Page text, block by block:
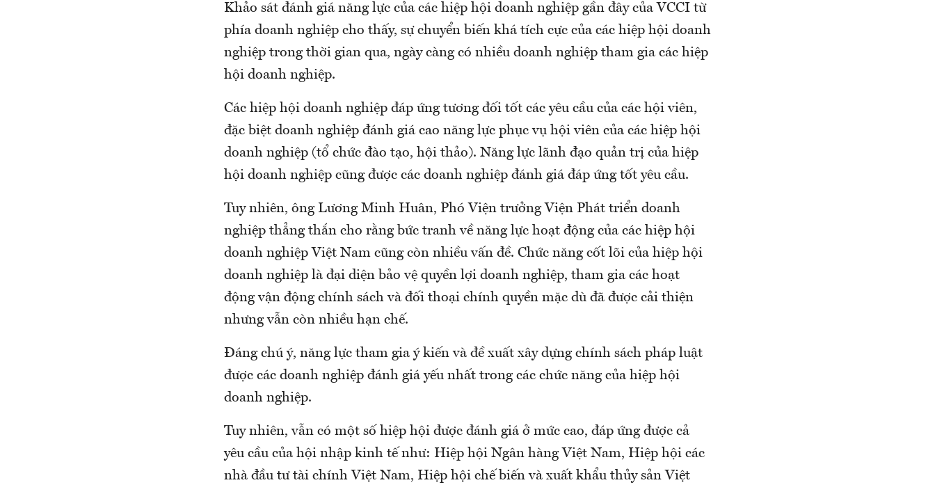
Khảo sát đánh giá năng lực của các hiệp hội doanh nghiệp gần đây của VCCI từ
phía doanh nghiệp cho thấy, sự chuyển biến khá tích cực của các hiệp hội doanh
nghiệp trong thời gian qua, ngày càng có nhiều doanh nghiệp tham gia các hiệp
hội doanh nghiệp.
Các hiệp hội doanh nghiệp đáp ứng tương đối tốt các yêu cầu của các hội viên,
đặc biệt doanh nghiệp đánh giá cao năng lực phục vụ hội viên của các hiệp hội
doanh nghiệp (tổ chức đào tạo, hội thảo). Năng lực lãnh đạo quản trị của hiệp
hội doanh nghiệp cũng được các doanh nghiệp đánh giá đáp ứng tốt yêu cầu.
Tuy nhiên, ông Lương Minh Huân, Phó Viện trưởng Viện Phát triển doanh
nghiệp thẳng thắn cho rằng bức tranh về năng lực hoạt động của các hiệp hội
doanh nghiệp Việt Nam cũng còn nhiều vấn đề. Chức năng cốt lõi của hiệp hội
doanh nghiệp là đại diện bảo vệ quyền lợi doanh nghiệp, tham gia các hoạt
động vận động chính sách và đối thoại chính quyền mặc dù đã được cải thiện
nhưng vẫn còn nhiều hạn chế.
Đáng chú ý, năng lực tham gia ý kiến và đề xuất xây dựng chính sách pháp luật
được các doanh nghiệp đánh giá yếu nhất trong các chức năng của hiệp hội
doanh nghiệp.
Tuy nhiên, vẫn có một số hiệp hội được đánh giá ở mức cao, đáp ứng được cả
yêu cầu của hội nhập kinh tế như: Hiệp hội Ngân hàng Việt Nam, Hiệp hội các
nhà đầu tư tài chính Việt Nam, Hiệp hội chế biến và xuất khẩu thủy sản Việt